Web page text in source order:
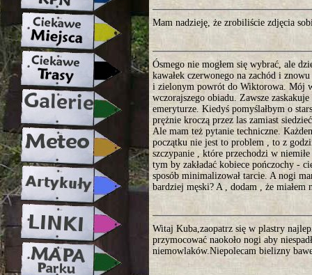
Mam nadzieję, że zrobiliście zdjęcia
Ósmego nie mogłem się wybrać, ale
kawałek czerwonego na zachód i
i zielonym powrót do Wiktorowa. Mój
wczorajszego obiadu. Zawsze
emeryturze. Kiedyś pomyślałbym o
prężnie kroczą przez las zamiast
Ale mam też pytanie techniczne.
początku nie jest to problem , to z
szczypanie , które przechodzi w
tym by zakładać kobiece pończochy -
sposób minimalizował tarcie. A nogi
bardziej męski? A , dodam , że miałem
Witaj Kuba,zaopatrz się w plastry
przymocować naokoło nogi aby
niemowlaków.Niepolecam bielizny